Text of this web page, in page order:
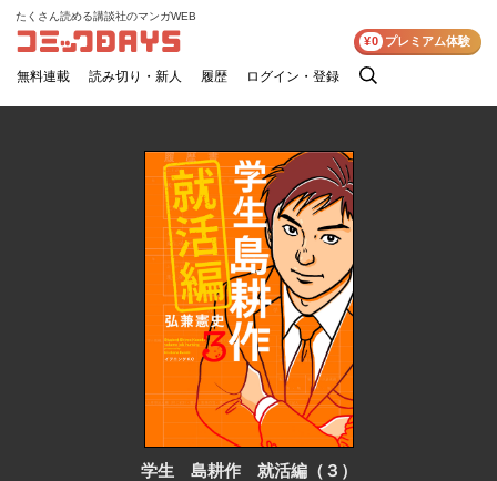
コミックDAYS
たくさん読める講談社のマンガWEB
無料連載 読み切り・新人 履歴 ログイン・登録
検
¥0 プレミアム体験
学生 島耕作 就活編（３）